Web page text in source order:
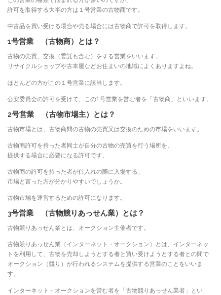
許可を取得する大半の方は１号営業の古物商です。
中古品を買い受ける場合や売る場合には古物商で許可を取得します。
1号営業 （古物商）とは？
古物の売買、交換（委託も含む）をする営業をいいます。
リサイクルショップや古本屋などお住まいの地域によくありますよね。
ほとんどの方がこの１号営業に該当します。
公安委員会の許可を受けて、この1号営業を営む者を「古物商」といいます。
2号営業 （古物市場主）とは？
古物市場とは、古物商間の古物の売買又は交換のための市場をいいます。
古物商許可を持った者同士が自分の古物の売買を行う場所を、
提供する場合に必要になる許可です。
古物商の許可を持った者が仕入れの際に入場する、
市場と言った方が分かりやすいでしょうか。
古物市場を運営するための許可になります。
3号営業 （古物競りあっせん業）とは？
古物競りあっせん業とは、オークション主催者です。
古物競りあっせん業（インターネット・オークション）とは、インターネッ
トを利用して、古物を売却しようとする者と買い受けようとする者との間で
オークション（競り）が行われるシステムを提供する営業のことをいいま
す。
インターネット・オークションを営む者を「古物競りあっせん業者」とい